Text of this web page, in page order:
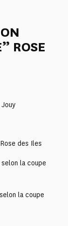
ROSE
des Iles
la coupe
la coupe